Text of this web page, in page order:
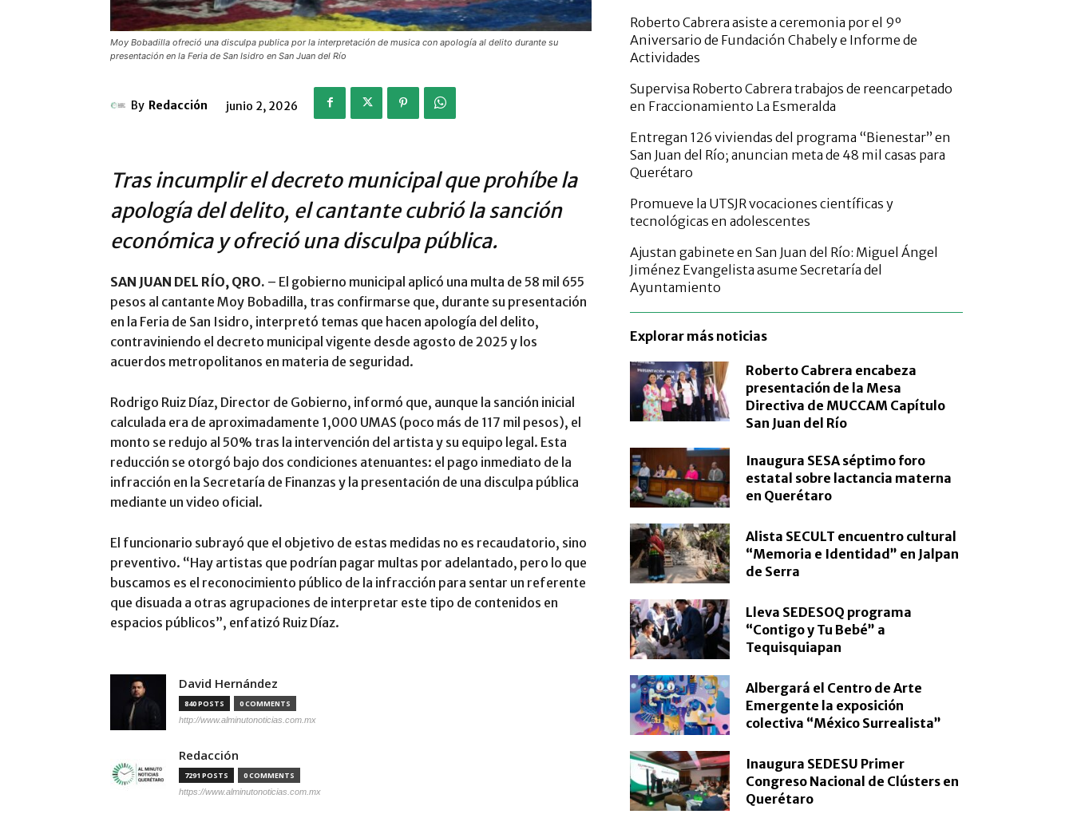
Moy Bobadilla ofreció una disculpa publica por la interpretación de musica con apología al delito durante su
presentación en la Feria de San Isidro en San Juan del Río
By Redacción junio 2, 2026
Tras incumplir el decreto municipal que prohíbe la
apología del delito, el cantante cubrió la sanción
económica y ofreció una disculpa pública.
SAN JUAN DEL RÍO, QRO. – El gobierno municipal aplicó una multa de 58 mil 655
pesos al cantante Moy Bobadilla, tras confirmarse que, durante su presentación
en la Feria de San Isidro, interpretó temas que hacen apología del delito,
contraviniendo el decreto municipal vigente desde agosto de 2025 y los
acuerdos metropolitanos en materia de seguridad.
Rodrigo Ruiz Díaz, Director de Gobierno, informó que, aunque la sanción inicial
calculada era de aproximadamente 1,000 UMAS (poco más de 117 mil pesos), el
monto se redujo al 50% tras la intervención del artista y su equipo legal. Esta
reducción se otorgó bajo dos condiciones atenuantes: el pago inmediato de la
infracción en la Secretaría de Finanzas y la presentación de una disculpa pública
mediante un video oficial.
El funcionario subrayó que el objetivo de estas medidas no es recaudatorio, sino
preventivo. “Hay artistas que podrían pagar multas por adelantado, pero lo que
buscamos es el reconocimiento público de la infracción para sentar un referente
que disuada a otras agrupaciones de interpretar este tipo de contenidos en
espacios públicos”, enfatizó Ruiz Díaz.
David Hernández
840 POSTS 0 COMMENTS
http://www.alminutonoticias.com.mx
Redacción
7291 POSTS 0 COMMENTS
https://www.alminutonoticias.com.mx
Roberto Cabrera asiste a ceremonia por el 9º
Aniversario de Fundación Chabely e Informe de
Actividades
Supervisa Roberto Cabrera trabajos de reencarpetado
en Fraccionamiento La Esmeralda
Entregan 126 viviendas del programa “Bienestar” en
San Juan del Río; anuncian meta de 48 mil casas para
Querétaro
Promueve la UTSJR vocaciones científicas y
tecnológicas en adolescentes
Ajustan gabinete en San Juan del Río: Miguel Ángel
Jiménez Evangelista asume Secretaría del
Ayuntamiento
Explorar más noticias
Roberto Cabrera encabeza
presentación de la Mesa
Directiva de MUCCAM Capítulo
San Juan del Río
Inaugura SESA séptimo foro
estatal sobre lactancia materna
en Querétaro
Alista SECULT encuentro cultural
“Memoria e Identidad” en Jalpan
de Serra
Lleva SEDESOQ programa
“Contigo y Tu Bebé” a
Tequisquiapan
Albergará el Centro de Arte
Emergente la exposición
colectiva “México Surrealista”
Inaugura SEDESU Primer
Congreso Nacional de Clústers en
Querétaro